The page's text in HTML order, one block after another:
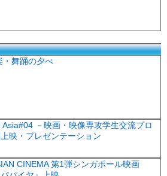
・舞踊の夕べ
－映画・映像専攻学生交流プロ
映・プレゼンテーション
CINEMA 第1弾シンガポール映画